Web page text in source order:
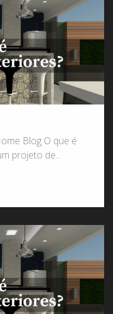
Blog O que é
projeto de...